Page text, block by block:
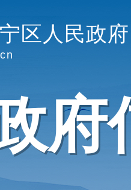
区人民政府
府